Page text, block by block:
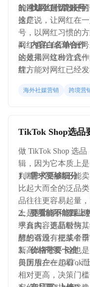
的网站上购买，还
推广。
能连线，是比较好
3、找网红代管账号
这是说，让网红在
号，以网红习惯的
网红也在自己的账
的效果。这种方式
红。
4、内容白名单合作
这是指网红出让合
牌方能对网红已经
创作成本，是一种
海外社媒营销 跨境营
TikTok Shop选品
做 TikTok Shop 选
辑，因为它本质上
判断一个品能不能
1、需求要够细分
比起大而全的泛品
品往往更容易起量
上是把防晒和降温
求真实。选品时与
想想有没有把某个
2、要看能不能踩上
平台内容更新极快
酵的话题、梗或者
新高出不少。这也
日历放在一起看，
3、价格带要卡准
美国用户在 TikTok
相对更高，决策门